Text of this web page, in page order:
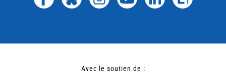
Avec le soutien de :